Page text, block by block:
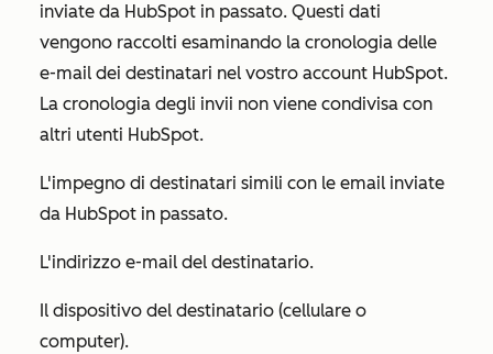
inviate da HubSpot in passato. Questi dati
vengono raccolti esaminando la cronologia delle
e-mail dei destinatari nel vostro account HubSpot.
La cronologia degli invii non viene condivisa con
altri utenti HubSpot.
L'impegno di destinatari simili con le email inviate
da HubSpot in passato.
L'indirizzo e-mail del destinatario.
Il dispositivo del destinatario (cellulare o
computer).